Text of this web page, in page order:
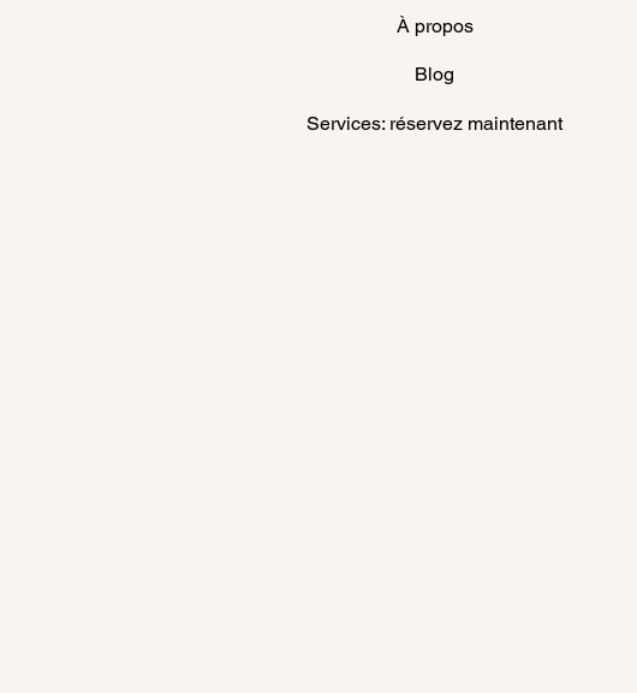
The Role of Immigration
Consultants in Canada: Your
Guide to Professional
Immigration Guidance
À propos
Blog
Services: réservez maintenant